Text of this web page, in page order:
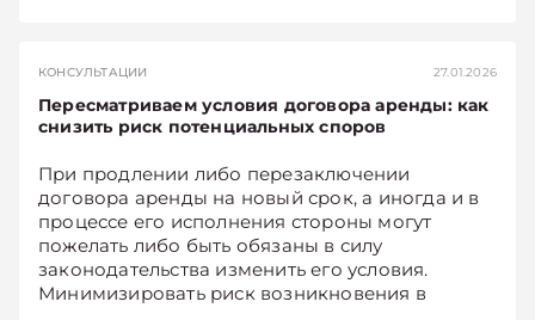
КОНСУЛЬТАЦИИ 27.01.2026
Пересматриваем условия договора аренды: как
снизить риск потенциальных споров
При продлении либо перезаключении
договора аренды на новый срок, а иногда и в
процессе его исполнения стороны могут
пожелать либо быть обязаны в силу
законодательства изменить его условия.
Минимизировать риск возникновения в